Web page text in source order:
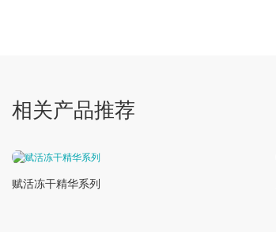
相关产品推荐
赋活冻干精华系列